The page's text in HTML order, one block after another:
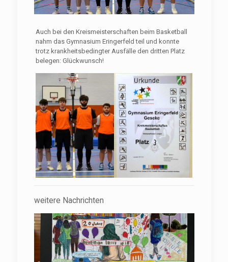
Auch bei den Kreismeisterschaften beim Basketball
nahm das Gymnasium Eringerfeld teil und konnte
trotz krankheitsbedingter Ausfälle den dritten Platz
belegen: Glückwunsch!
weitere Nachrichten